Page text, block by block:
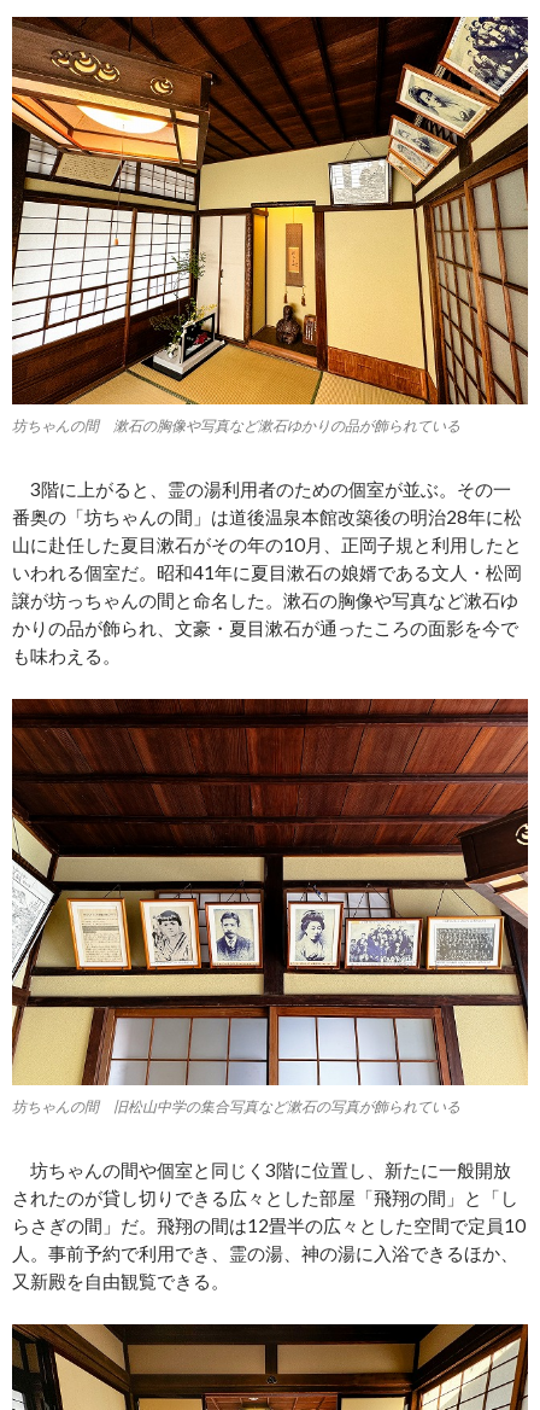
坊ちゃんの間 漱石の胸像や写真など漱石ゆかりの品が飾られている
3階に上がると、霊の湯利用者のための個室が並ぶ。その一
番奥の「坊ちゃんの間」は道後温泉本館改築後の明治28年に松
山に赴任した夏目漱石がその年の10月、正岡子規と利用したと
いわれる個室だ。昭和41年に夏目漱石の娘婿である文人・松岡
譲が坊っちゃんの間と命名した。漱石の胸像や写真など漱石ゆ
かりの品が飾られ、文豪・夏目漱石が通ったころの面影を今で
も味わえる。
坊ちゃんの間 旧松山中学の集合写真など漱石の写真が飾られている
坊ちゃんの間や個室と同じく3階に位置し、新たに一般開放
されたのが貸し切りできる広々とした部屋「飛翔の間」と「し
らさぎの間」だ。飛翔の間は12畳半の広々とした空間で定員10
人。事前予約で利用でき、霊の湯、神の湯に入浴できるほか、
又新殿を自由観覧できる。